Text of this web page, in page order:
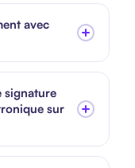
avec
signature
sur